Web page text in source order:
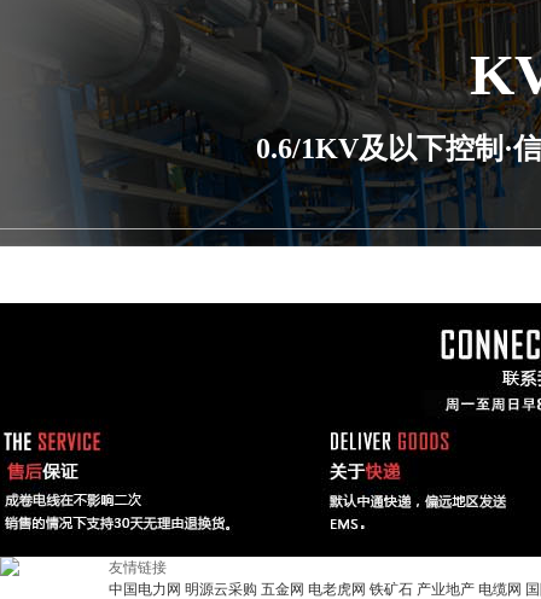
0.6/1KV及以下控制·
友情链接
中国电力网 明源云采购 五金网 电老虎网 铁矿石 产业地产 电缆网